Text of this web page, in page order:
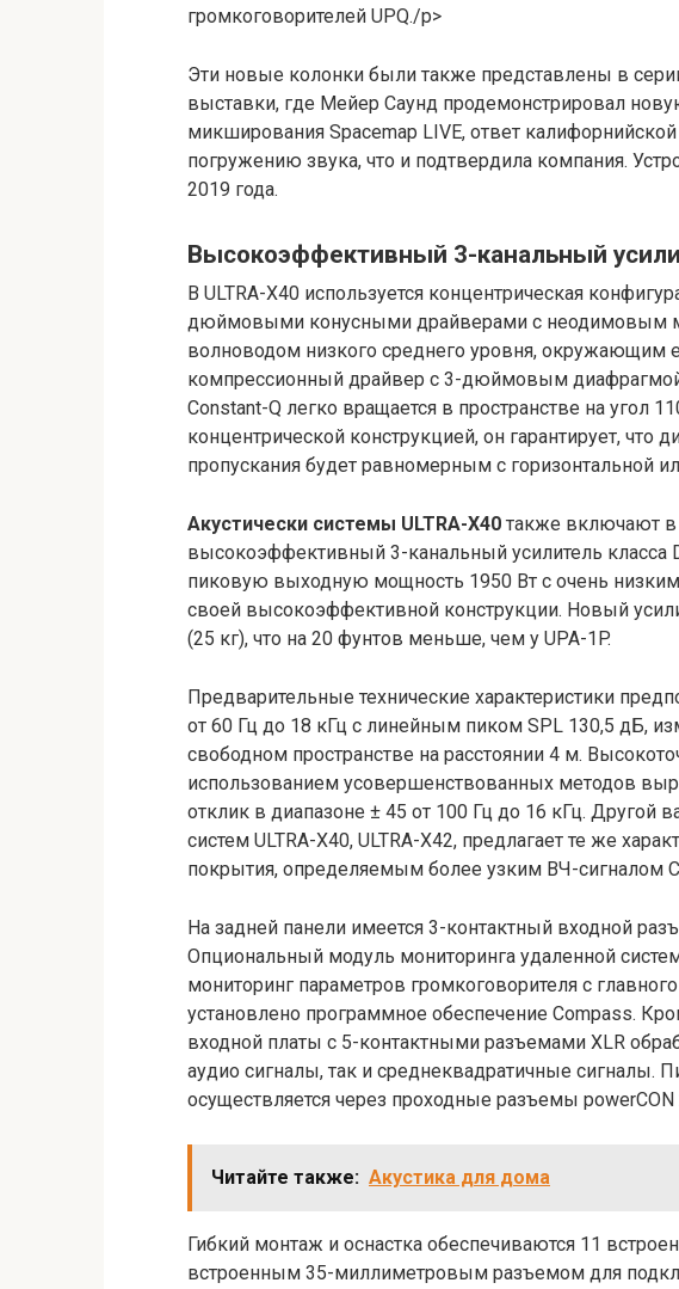
громкоговорителей UPQ./p>
Эти новые колонки были также представлены в
выставки, где Мейер Саунд продемонстрировал
микширования Spacemap LIVE, ответ
погружению звука, что и подтвердила компания.
2019 года.
Высокоэффективный 3-канальный
В ULTRA-X40 используется концентрическая
дюймовыми конусными драйверами с неодимовым
волноводом низкого среднего уровня, окружающим
компрессионный драйвер с 3-дюймовым
Constant-Q легко вращается в пространстве на угол
концентрической конструкцией, он гарантирует, что
пропускания будет равномерным с горизонтальной
Акустически системы ULTRA-X40 также включают в
высокоэффективный 3-канальный усилитель
пиковую выходную мощность 1950 Вт с очень
своей высокоэффективной конструкции. Новый
(25 кг), что на 20 фунтов меньше, чем у UPA-1P.
Предварительные технические характеристики
от 60 Гц до 18 кГц с линейным пиком SPL 130,5 дБ,
свободном пространстве на расстоянии 4 м.
использованием усовершенствованных методов
отклик в диапазоне ± 45 от 100 Гц до 16 кГц. Другой
систем ULTRA-X40, ULTRA-X42, предлагает те же
покрытия, определяемым более узким ВЧ-сигналом
На задней панели имеется 3-контактный входной
Опциональный модуль мониторинга удаленной
мониторинг параметров громкоговорителя с
установлено программное обеспечение Compass.
входной платы с 5-контактными разъемами XLR
аудио сигналы, так и среднеквадратичные сигналы.
осуществляется через проходные разъемы powerCON
Читайте также: Акустика для дома
Гибкий монтаж и оснастка обеспечиваются 11
встроенным 35-миллиметровым разъемом для